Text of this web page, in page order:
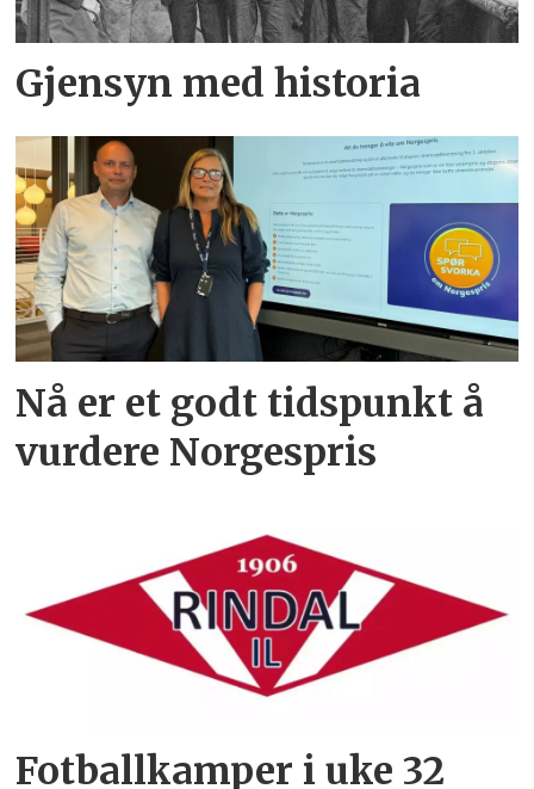
Gjensyn med historia
Nå er et godt tidspunkt å
vurdere Norgespris
Fotballkamper i uke 32